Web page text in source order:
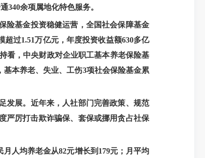
340余项属地化特色服务。
险基金投资稳健运营，全国社会保障基金
过1.51万亿元，年度投资收益额630多亿
看，中央财政对企业职工基本养老保险基
本养老、失业、工伤3项社会保险基金累
发展。近年来，人社部门完善政策、规范
严厉打击欺诈骗保、套保或挪用贪占社保
人均养老金从82元增长到179元；月平均